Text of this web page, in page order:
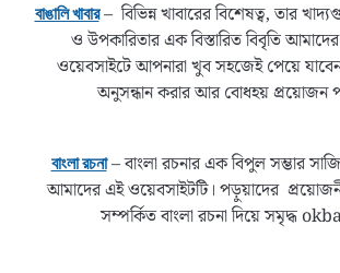
বাঙালি খাবার– বিভিন্ন খাবারের বিশেষত্ব, তার
ও উপকারিতার এক বিস্তারিত বিবৃতি
ওয়েবসাইটে আপনারা খুব সহজেই পেয়ে
অনুসন্ধান করার আর বোধহয় প্রয়োজন
বাংলা রচনা– বাংলা রচনার এক বিপুল সম্ভার
আমাদের এই ওয়েবসাইটটি। পড়ুয়াদের
সম্পর্কিত বাংলা রচনা দিয়ে সমৃদ্ধ